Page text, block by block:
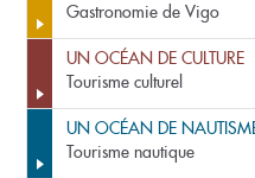
Gastronomie de Vigo
UN OCÉAN DE CULTURE
Tourisme culturel
UN OCÉAN DE
Tourisme nautique